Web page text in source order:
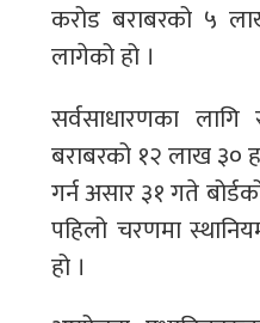
करोड बराबरको ५
लागेको हो ।
सर्वसाधारणका
बराबरको १२ लाख ३०
गर्न असार ३१ गते
पहिलो चरणमा
हो ।